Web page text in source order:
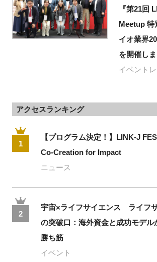
『第21回
Meetup 特
イオ業界
を開催しま
イベント
アクセスランキング
1
【プログラム決定！】LINK-J
Co-Creation for Impact
ニュース
2
宇宙×ライフサイエンス ライフ
の突破口：海外資金と成功モデル
勝ち筋
イベント